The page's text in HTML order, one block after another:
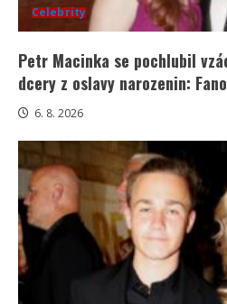
Celebrity
Petr Macinka se pochlubil
dcery z oslavy narozenin:
6. 8. 2026